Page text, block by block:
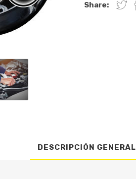
Share:
DESCRIPCIÓN GENERAL